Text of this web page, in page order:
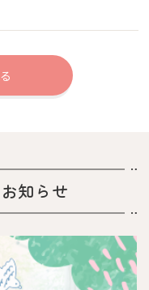
知らせ